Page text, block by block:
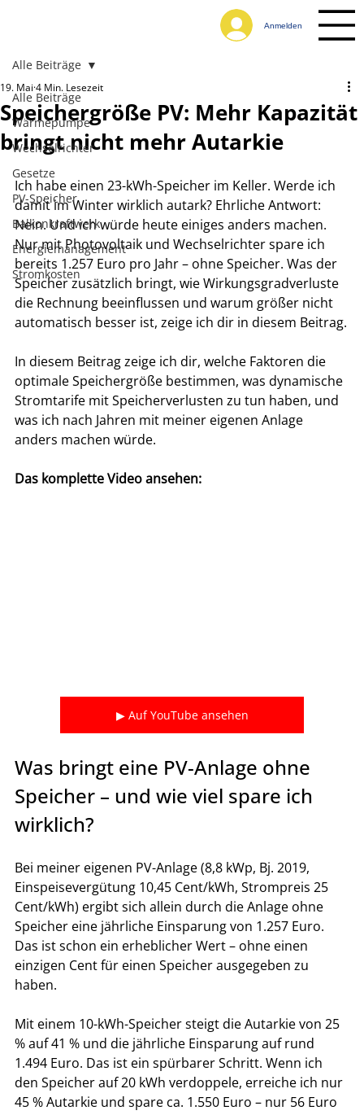
Anmelden
Alle Beiträge
Wärmepumpe
Wechselrichter
Gesetze
PV-Speicher
Balkonkraftwerk
Energiemanagement
Stromkosten
Alle Beiträge
Speichergröße PV: Mehr Kapazität
bringt nicht mehr Autarkie
19. Mai 4 Min. Lesezeit
Ich habe einen 23-kWh-Speicher im Keller. Werde ich
damit im Winter wirklich autark? Ehrliche Antwort:
Nein. Und ich würde heute einiges anders machen.
Nur mit Photovoltaik und Wechselrichter spare ich
bereits 1.257 Euro pro Jahr – ohne Speicher. Was der
Speicher zusätzlich bringt, wie Wirkungsgradverluste
die Rechnung beeinflussen und warum größer nicht
automatisch besser ist, zeige ich dir in diesem Beitrag.
In diesem Beitrag zeige ich dir, welche Faktoren die
optimale Speichergröße bestimmen, was dynamische
Stromtarife mit Speicherverlusten zu tun haben, und
was ich nach Jahren mit meiner eigenen Anlage
anders machen würde.
Das komplette Video ansehen:
▶ Auf YouTube ansehen
Was bringt eine PV-Anlage ohne
Speicher – und wie viel spare ich
wirklich?
Bei meiner eigenen PV-Anlage (8,8 kWp, Bj. 2019,
Einspeisevergütung 10,45 Cent/kWh, Strompreis 25
Cent/kWh) ergibt sich allein durch die Anlage ohne
Speicher eine jährliche Einsparung von 1.257 Euro.
Das ist schon ein erheblicher Wert – ohne einen
einzigen Cent für einen Speicher ausgegeben zu
haben.
Mit einem 10-kWh-Speicher steigt die Autarkie von 25
% auf 41 % und die jährliche Einsparung auf rund
1.494 Euro. Das ist ein spürbarer Schritt. Wenn ich
den Speicher auf 20 kWh verdoppele, erreiche ich nur
45 % Autarkie und spare ca. 1.550 Euro – nur 56 Euro